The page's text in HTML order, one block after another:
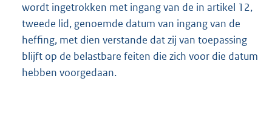
wordt ingetrokken met ingang van de in artikel 12,
tweede lid, genoemde datum van ingang van de
heffing, met dien verstande dat zij van toepassing
blijft op de belastbare feiten die zich voor die datum
hebben voorgedaan.